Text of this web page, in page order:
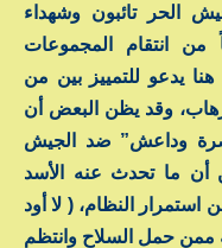
الحر تائبون وشهداء
انتقام المجموعات
يدعو للتمييز بين من
وقد يظن البعض أن
وداعش” ضد الجيش
أن ما تحدث عنه الأسد
استمرار النظام، ( لا أود
لكن 80 في المئة ممن حمل السلاح وانتظم